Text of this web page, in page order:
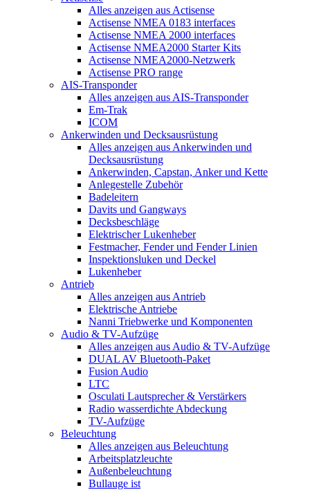
Alles anzeigen aus Actisense
Actisense NMEA 0183 interfaces
Actisense NMEA 2000 interfaces
Actisense NMEA2000 Starter Kits
Actisense NMEA2000-Netzwerk
Actisense PRO range
AIS-Transponder
Alles anzeigen aus AIS-Transponder
Em-Trak
ICOM
Ankerwinden und Decksausrüstung
Alles anzeigen aus Ankerwinden und
Decksausrüstung
Ankerwinden, Capstan, Anker und Kette
Anlegestelle Zubehör
Badeleitern
Davits und Gangways
Decksbeschläge
Elektrischer Lukenheber
Festmacher, Fender und Fender Linien
Inspektionsluken und Deckel
Lukenheber
Antrieb
Alles anzeigen aus Antrieb
Elektrische Antriebe
Nanni Triebwerke und Komponenten
Audio & TV-Aufzüge
Alles anzeigen aus Audio & TV-Aufzüge
DUAL AV Bluetooth-Paket
Fusion Audio
LTC
Osculati Lautsprecher & Verstärkers
Radio wasserdichte Abdeckung
TV-Aufzüge
Beleuchtung
Alles anzeigen aus Beleuchtung
Arbeitsplatzleuchte
Außenbeleuchtung
Bullauge ist